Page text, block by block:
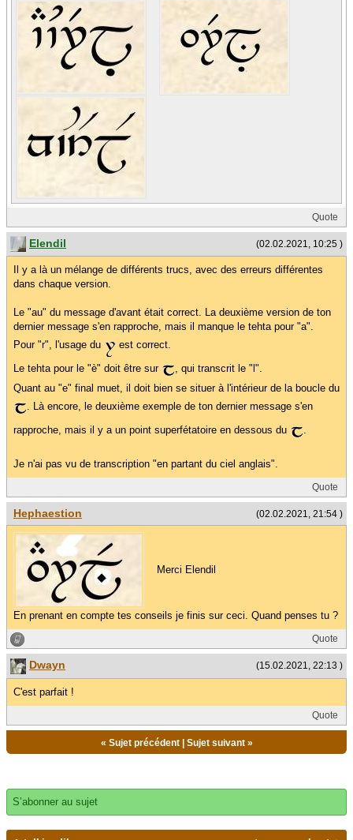
Quote
(02.02.2021, 10:25 )
Elendil
Il y a là un mélange de différents trucs, avec des erreurs différentes
dans chaque version.
Le "au" du message d'avant était correct. La deuxième version de ton
dernier message s'en rapproche, mais il manque le tehta pour "a".
Pour "r", l'usage du
est correct.
Le tehta pour le "è" doit être sur
, qui transcrit le "l".
Quant au "e" final muet, il doit bien se situer à l'intérieur de la boucle du
. Là encore, le deuxième exemple de ton dernier message s'en
rapproche, mais il y a un point superfétatoire en dessous du
.
Je n'ai pas vu de transcription "en partant du ciel anglais".
Quote
(02.02.2021, 21:54 )
Hephaestion
Merci Elendil
En prenant en compte tes conseils je finis sur ceci. Quand penses tu ?
Quote
(15.02.2021, 22:13 )
Dwayn
C'est parfait !
Quote
« Sujet précédent| Sujet suivant»
S’abonner au sujet